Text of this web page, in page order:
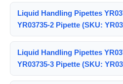
Liquid Handling Pipettes
YR03735-2 Pipette (SKU:
Liquid Handling Pipettes
YR03735-3 Pipette (SKU: